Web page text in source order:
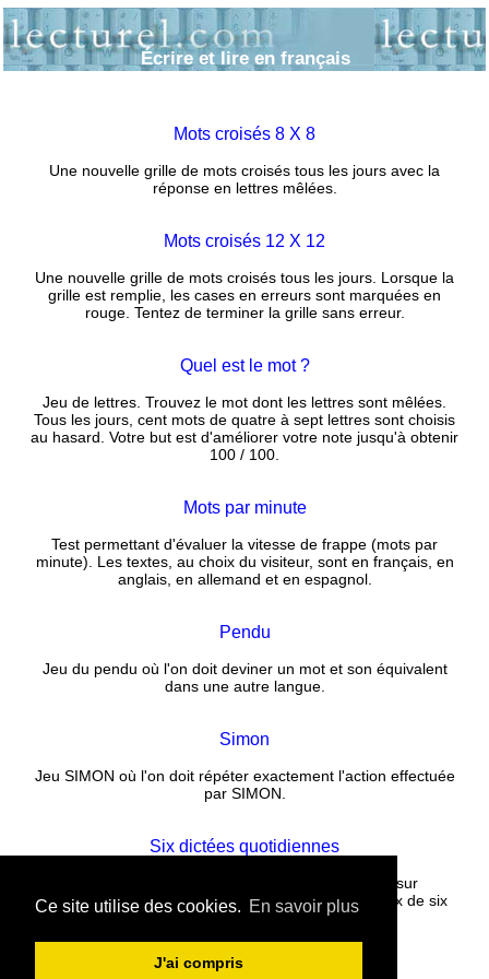
Ce site utilise des cookies. En savoir plus
J'ai compris
Écrire et lire en français
Mots croisés 8 X 8
Une nouvelle grille de mots croisés tous les jours avec la
réponse en lettres mêlées.
Mots croisés 12 X 12
Une nouvelle grille de mots croisés tous les jours. Lorsque la
grille est remplie, les cases en erreurs sont marquées en
rouge. Tentez de terminer la grille sans erreur.
Quel est le mot ?
Jeu de lettres. Trouvez le mot dont les lettres sont mêlées.
Tous les jours, cent mots de quatre à sept lettres sont choisis
au hasard. Votre but est d'améliorer votre note jusqu'à obtenir
100 / 100.
Mots par minute
Test permettant d'évaluer la vitesse de frappe (mots par
minute). Les textes, au choix du visiteur, sont en français, en
anglais, en allemand et en espagnol.
Pendu
Jeu du pendu où l'on doit deviner un mot et son équivalent
dans une autre langue.
Simon
Jeu SIMON où l'on doit répéter exactement l'action effectuée
par SIMON.
Six dictées quotidiennes
Corrigez un texte rempli de fautes puis cliquez sur
CORRECTION. La correction est instantanée. Choix de six
nouvelles dictées tous les jours.
Contact